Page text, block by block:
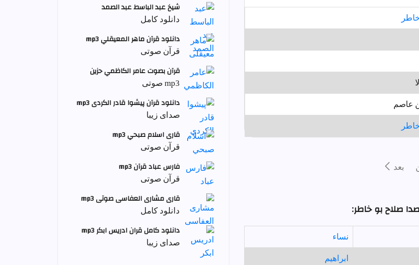
عاصم
بعد
صلاح بو خاطر:
نساء
ابراهيم
شيخ عبد الباسط عبد الصمد
دانلود کامل
دانلود قرآن ماهر المعيقلي mp3
قرآن صوتی
قرآن بصوت عامر الكاظمي حزين
mp3 صوتی
دانلود قرآن پیشوا قادر الکردی mp3
صدای زیبا
قاری اسلام صبحي mp3
قرآن صوتی
فارس عباد قرآن mp3
قرآن صوتی
قاری مشاری العفاسی صوتی mp3
دانلود کامل
دانلود کامل قران ادریس ابکر mp3
صدای زیبا